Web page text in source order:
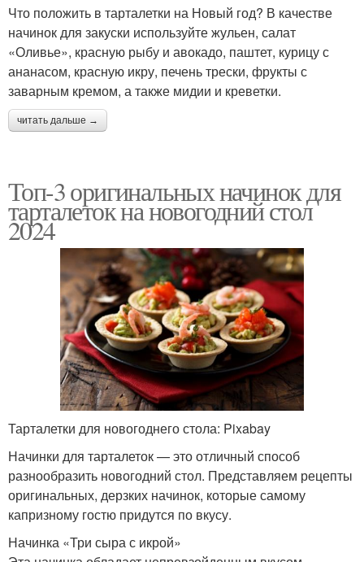
Что положить в тарталетки на Новый год? В качестве
начинок для закуски используйте жульен, салат
«Оливье», красную рыбу и авокадо, паштет, курицу с
ананасом, красную икру, печень трески, фрукты с
заварным кремом, а также мидии и креветки.
читать дальше →
Топ-3 оригинальных начинок для
тарталеток на новогодний стол
2024
Тарталетки для новогоднего стола: Pixabay
Начинки для тарталеток — это отличный способ
разнообразить новогодний стол. Представляем рецепты
оригинальных, дерзких начинок, которые самому
капризному гостю придутся по вкусу.
Начинка «Три сыра с икрой»